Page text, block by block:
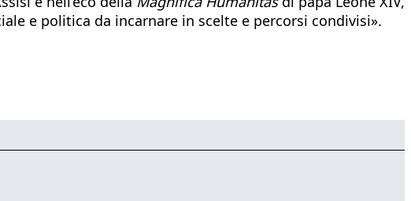
e politica da incarnare in scelte e percorsi condivisi».